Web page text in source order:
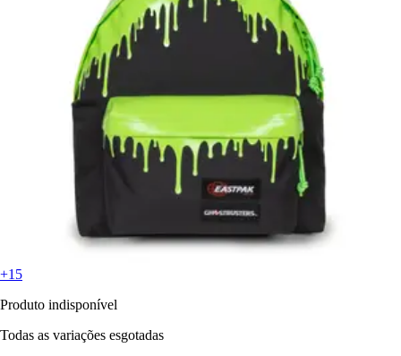
+15
Produto indisponível
Todas as variações esgotadas